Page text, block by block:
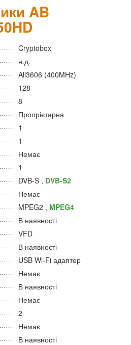
AB
Cryptobox
н.д.
Ali3606 (400MHz)
128
8
Пропрієтарна
1
1
Немає
1
DVB-S , DVB-S2
Немає
MPEG2 , MPEG4
В наявності
VFD
В наявності
USB Wi-Fi адаптер
Немає
В наявності
Немає
2
Немає
В наявності